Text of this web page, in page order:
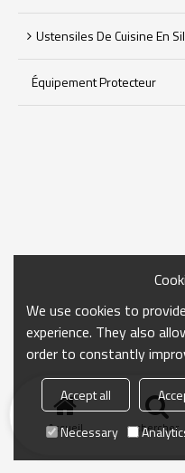
Ustensiles De Cuisine En
Équipement Protecteur
Accueil chercher
We use cookies to
experience. They also
order to constantly
Accept all
Necessary